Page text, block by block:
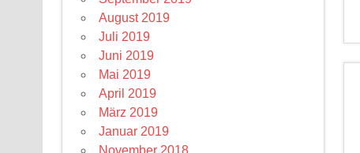
August 2019
Juli 2019
Juni 2019
Mai 2019
April 2019
März 2019
Januar 2019